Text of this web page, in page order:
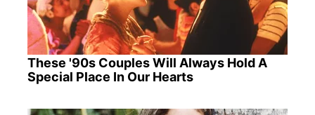
These '90s Couples Will Always Hold A
Special Place In Our Hearts